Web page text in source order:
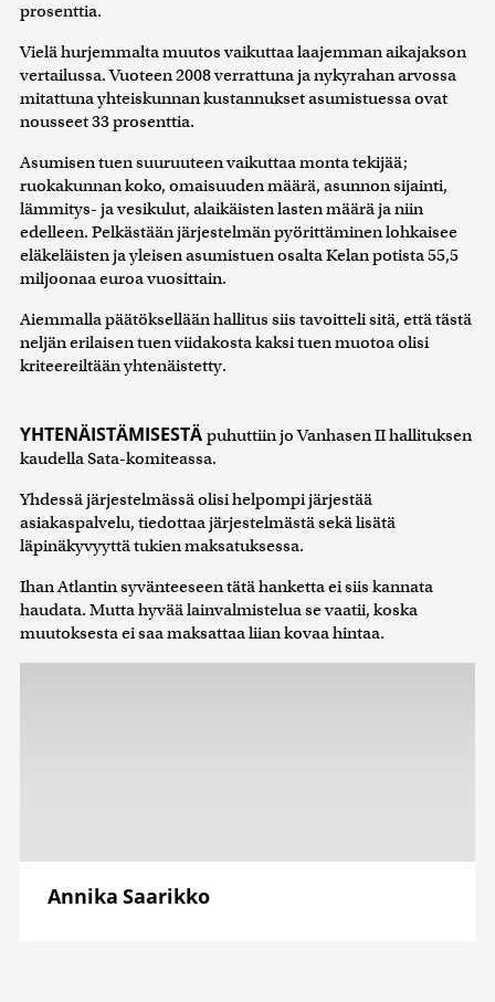
prosenttia.
Vielä hurjemmalta muutos vaikuttaa laajemman aikajakson
vertailussa. Vuoteen 2008 verrattuna ja nykyrahan arvossa
mitattuna yhteiskunnan kustannukset asumistuessa ovat
nousseet 33 prosenttia.
Asumisen tuen suuruuteen vaikuttaa monta tekijää;
ruokakunnan koko, omaisuuden määrä, asunnon sijainti,
lämmitys- ja vesikulut, alaikäisten lasten määrä ja niin
edelleen. Pelkästään järjestelmän pyörittäminen lohkaisee
eläkeläisten ja yleisen asumistuen osalta Kelan potista 55,5
miljoonaa euroa vuosittain.
Aiemmalla päätöksellään hallitus siis tavoitteli sitä, että tästä
neljän erilaisen tuen viidakosta kaksi tuen muotoa olisi
kriteereiltään yhtenäistetty.
YHTENÄISTÄMISESTÄ puhuttiin jo Vanhasen II hallituksen
kaudella Sata-komiteassa.
Yhdessä järjestelmässä olisi helpompi järjestää
asiakaspalvelu, tiedottaa järjestelmästä sekä lisätä
läpinäkyvyyttä tukien maksatuksessa.
Ihan Atlantin syvänteeseen tätä hanketta ei siis kannata
haudata. Mutta hyvää lainvalmistelua se vaatii, koska
muutoksesta ei saa maksattaa liian kovaa hintaa.
Annika Saarikko